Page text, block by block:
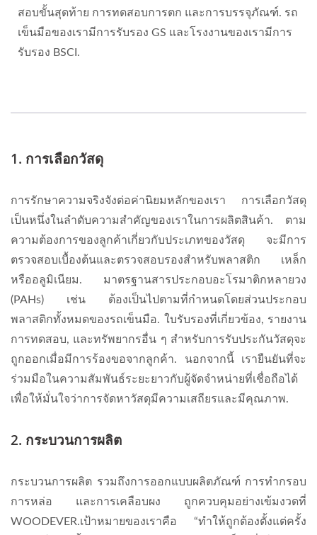
สอบขั้นสุดท้าย การทดสอบการตก และการบรรจุภัณฑ์. รถ
เข็นมือของเรามีการรับรอง GS และโรงงานของเรามีการ
รับรอง BSCI.
1. การเลือกวัสดุ
การรักษาความจริงจังต่อค่านิยมหลักของเรา การเลือกวัสดุ
เป็นหนึ่งในลำดับความสำคัญของเราในการผลิตสินค้า. ตาม
ความต้องการของลูกค้าเกี่ยวกับประเภทของวัสดุ จะมีการ
ตรวจสอบเบื้องต้นและตรวจสอบรองสำหรับพลาสติก เหล็ก
หรืออลูมิเนียม. มาตรฐานสารประกอบอะโรมาติกหลายวง
(PAHs) เช่น ต้องเป็นไปตามที่กำหนดโดยส่วนประกอบ
พลาสติกทั้งหมดของรถเข็นมือ. ใบรับรองที่เกี่ยวข้อง, รายงาน
การทดสอบ, และทรัพยากรอื่น ๆ สำหรับการรับประกันวัสดุจะ
ถูกออกเมื่อมีการร้องขอจากลูกค้า. นอกจากนี้ เรายืนยันที่จะ
ร่วมมือในความสัมพันธ์ระยะยาวกับผู้จัดจำหน่ายที่เชื่อถือได้
เพื่อให้มั่นใจว่าการจัดหาวัสดุมีความเสถียรและมีคุณภาพ.
2. กระบวนการผลิต
กระบวนการผลิต รวมถึงการออกแบบผลิตภัณฑ์ การทำกรอบ
การหล่อ และการเคลือบผง ถูกควบคุมอย่างเข้มงวดที่
WOODEVER.เป้าหมายของเราคือ “ทำให้ถูกต้องตั้งแต่ครั้ง